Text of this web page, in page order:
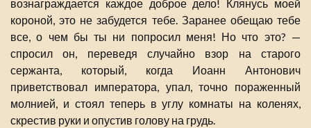
вознаграждается каждое доброе дело! Клянусь моей
короной, это не забудется тебе. Заранее обещаю тебе
все, о чем бы ты ни попросил меня! Но что это? —
спросил он, переведя случайно взор на старого
сержанта, который, когда Иоанн Антонович
приветствовал императора, упал, точно пораженный
молнией, и стоял теперь в углу комнаты на коленях,
скрестив руки и опустив голову на грудь.